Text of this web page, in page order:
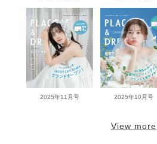
2025年11月号 2025年10月号
View more